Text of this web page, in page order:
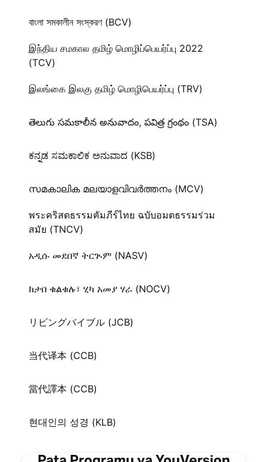
বাংলা সমকালীন সংস্করণ (BCV)
இந்திய சமகால தமிழ் மொழிப்பெயர்ப்பு 2022
(TCV)
இலங்கை இலகு தமிழ் மொழிபெயர்ப்பு (TRV)
తెలుగు సమకాలీన అనువాదం, పవిత్ర గ్రంథం (TSA)
ಕನ್ನಡ ಸಮಕಾಲಿಕ ಅನುವಾದ (KSB)
സമകാലിക മലയാളവിവർത്തനം (MCV)
พระคริสตธรรมคัมภีร์ไทย ฉบับอมตธรรมร่วม
สมัย (TNCV)
አዲሱ መደበኛ ትርጒም (NASV)
ክታበ ቁልቁሉ፣ ሂካ አመያ ሃራ (NOCV)
リビングバイブル (JCB)
当代译本 (CCB)
當代譯本 (CCB)
현대인의 성경 (KLB)